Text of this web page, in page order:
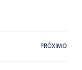
PRÓXIMO